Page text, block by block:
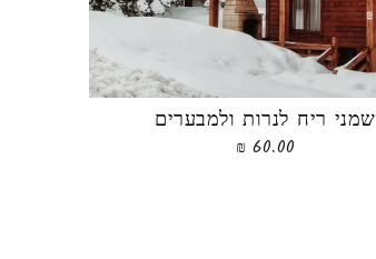
שמני ריח לנרות ולמבערים
60.00 ₪